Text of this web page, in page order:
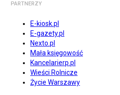
PARTNERZY
E-kiosk.pl
E-gazety.pl
Nexto.pl
Mała księgowość
Kancelarierp.pl
Wieści Rolnicze
Życie Warszawy